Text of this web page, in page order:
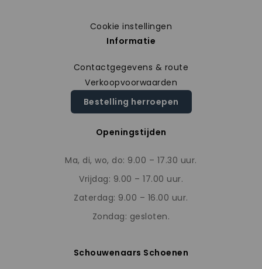
Cookie instellingen
Informatie
Contactgegevens & route
Verkoopvoorwaarden
Bestelling herroepen
Openingstijden
Ma, di, wo, do: 9.00 – 17.30 uur.
Vrijdag: 9.00 – 17.00 uur.
Zaterdag: 9.00 – 16.00 uur.
Zondag: gesloten.
Schouwenaars Schoenen